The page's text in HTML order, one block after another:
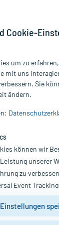
MwSt., ggf. zzgl.
Website
Behandlung
werden können. |
Sie bitte dazu
Für den
Cookie-
um zu
mit uns
Sie
ändern.
können wir
unserer
zu
Event
Plugin).
darauf hin, dass die
Einstellungen